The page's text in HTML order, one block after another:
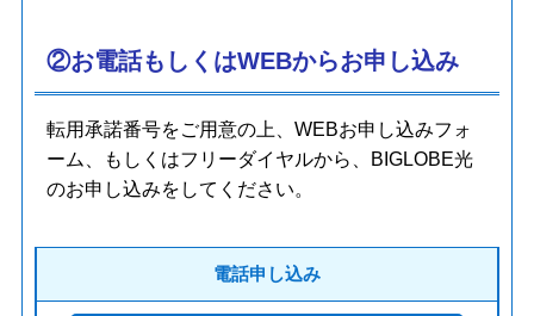
②お電話もしくはWEBからお申し込み
転用承諾番号をご用意の上、WEBお申し込みフォ
ーム、もしくはフリーダイヤルから、BIGLOBE光
のお申し込みをしてください。
電話申し込み